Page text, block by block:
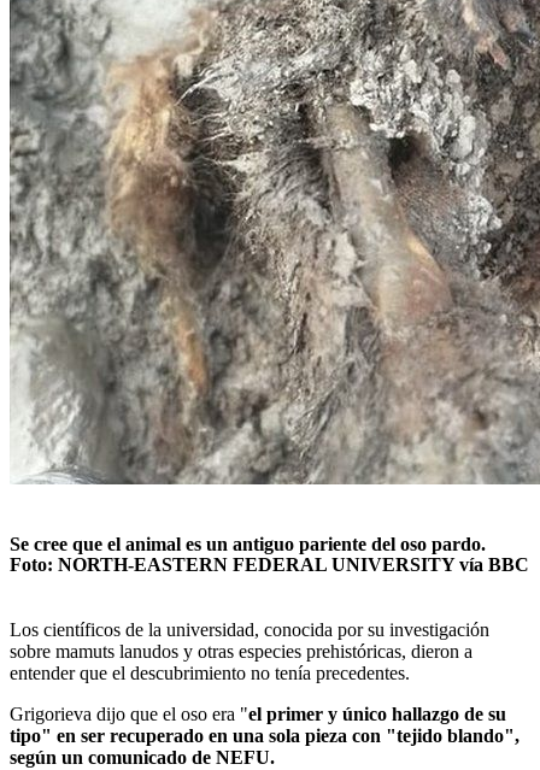
Se cree que el animal es un antiguo pariente del oso pardo.
Foto: NORTH-EASTERN FEDERAL UNIVERSITY vía BBC
Los científicos de la universidad, conocida por su investigación
sobre mamuts lanudos y otras especies prehistóricas, dieron a
entender que el descubrimiento no tenía precedentes.
Grigorieva dijo que el oso era "el primer y único hallazgo de su
tipo" en ser recuperado en una sola pieza con "tejido blando",
según un comunicado de NEFU.